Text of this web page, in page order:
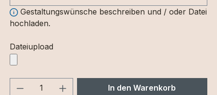
Gestaltungswünsche beschreiben und / oder Datei
hochladen.
Dateiupload
Produkt Anzahl: Gib denIn den Warenkorb